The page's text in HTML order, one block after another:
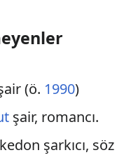
(ö. 1990)
şair, romancı.
şarkıcı, söz